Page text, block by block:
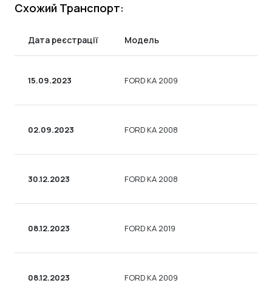
Схожий Транспорт:
Дата реєстрації Модель
15.09.2023 FORD KA 2009
02.09.2023 FORD KA 2008
30.12.2023 FORD KA 2008
08.12.2023 FORD KA 2019
08.12.2023 FORD KA 2009